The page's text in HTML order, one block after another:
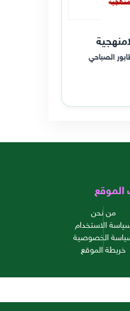
الصباحي
من نحن
الاستخدام
الخصوصية
خريطة الموقع